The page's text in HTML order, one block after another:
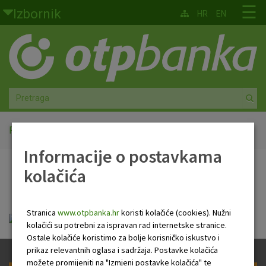
Skoči na glavni sadržaj
Izbornik
Građani
Privatno bankarstvo
Agro
Mala poduzeća i obrtnici
Srednja i velika poduzeća
Faktoring
O nama
☰
HR EN
Početna
PB Newsletter
Tjedni newsletter 14.09.2023..pdf
Informacije o postavkama
kolačića
Stranica www.otpbanka.hrkoristi kolačiće (cookies). Nužni
kolačići su potrebni za ispravan rad internetske stranice.
Ostale kolačiće koristimo za bolje korisničko iskustvo i
prikaz relevantnih oglasa i sadržaja. Postavke kolačića
možete promijeniti na "Izmjeni postavke kolačića" te